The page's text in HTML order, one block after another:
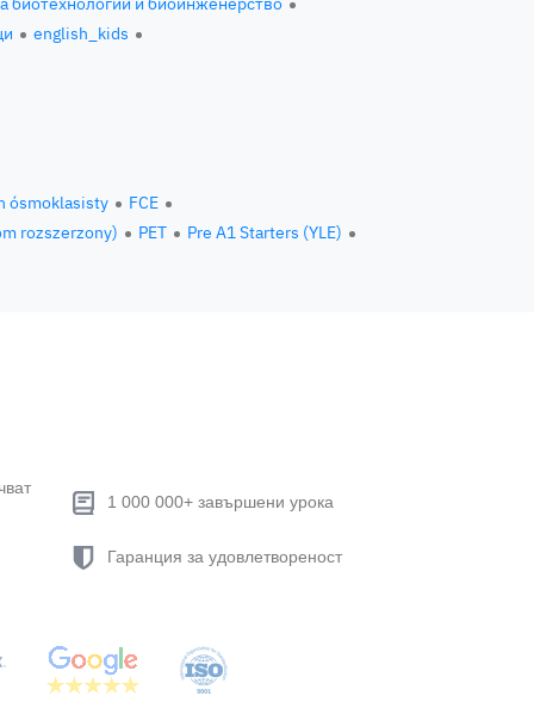
english_kids
ósmoklasisty
FCE
rozszerzony) PET
Pre A1 Starters (YLE)
1 000 000+ завършени урока
Гаранция за удовлетвореност